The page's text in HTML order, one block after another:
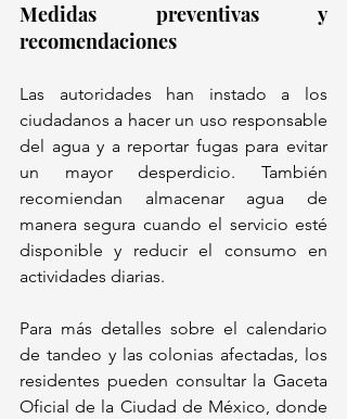
Medidas preventivas y
recomendaciones
Las autoridades han instado a los
ciudadanos a hacer un uso responsable
del agua y a reportar fugas para evitar
un mayor desperdicio. También
recomiendan almacenar agua de
manera segura cuando el servicio esté
disponible y reducir el consumo en
actividades diarias.
Para más detalles sobre el calendario
de tandeo y las colonias afectadas, los
residentes pueden consultar la Gaceta
Oficial de la Ciudad de México, donde